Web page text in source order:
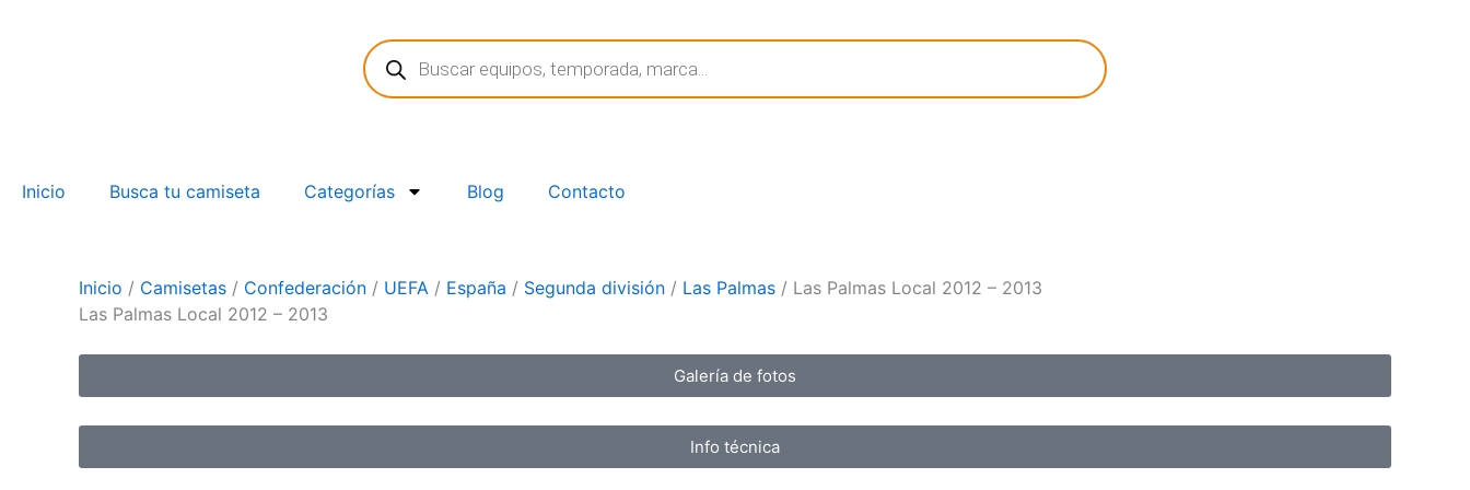
Búsqueda
de
productos
Inicio Busca tu camiseta Categorías Blog Contacto
Inicio / Camisetas / Confederación / UEFA / España / Segunda división / Las Palmas / Las Palmas Local 2012 – 2013
Las Palmas Local 2012 – 2013
Galería de fotos
Info técnica